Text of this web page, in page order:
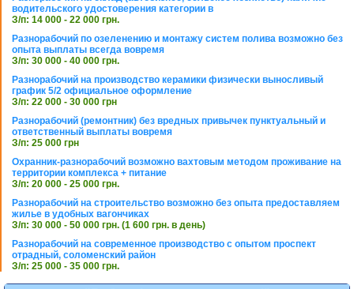
водительского удостоверения категории в
З/п: 14 000 - 22 000 грн.
Разнорабочий по озеленению и монтажу систем полива возможно без
опыта выплаты всегда вовремя
З/п: 30 000 - 40 000 грн.
Разнорабочий на производство керамики физически выносливый
график 5/2 официальное оформление
З/п: 22 000 - 30 000 грн
Разнорабочий (ремонтник) без вредных привычек пунктуальный и
ответственный выплаты вовремя
З/п: 25 000 грн
Охранник-разнорабочий возможно вахтовым методом проживание на
территории комплекса + питание
З/п: 20 000 - 25 000 грн.
Разнорабочий на строительство возможно без опыта предоставляем
жилье в удобных вагончиках
З/п: 30 000 - 50 000 грн. (1 600 грн. в день)
Разнорабочий на современное производство с опытом проспект
отрадный, соломенский район
З/п: 25 000 - 35 000 грн.